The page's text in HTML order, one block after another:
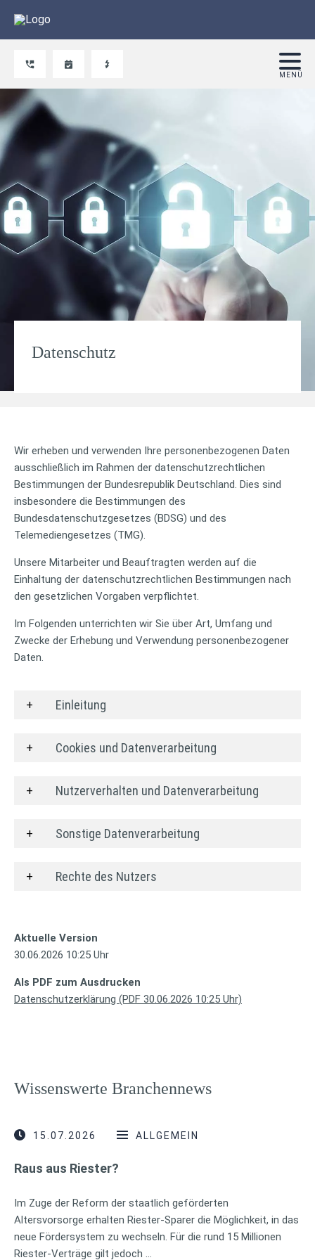
Datenschutz
Wir erheben und verwenden Ihre personenbezogenen Daten
ausschließlich im Rahmen der datenschutzrechtlichen
Bestimmungen der Bundesrepublik Deutschland. Dies sind
insbesondere die Bestimmungen des
Bundesdatenschutzgesetzes (BDSG) und des
Telemediengesetzes (TMG).
Unsere Mitarbeiter und Beauftragten werden auf die
Einhaltung der datenschutzrechtlichen Bestimmungen nach
den gesetzlichen Vorgaben verpflichtet.
Im Folgenden unterrichten wir Sie über Art, Umfang und
Zwecke der Erhebung und Verwendung personenbezogener
Daten.
Einleitung
Cookies und Datenverarbeitung
Nutzerverhalten und Datenverarbeitung
Sonstige Datenverarbeitung
Rechte des Nutzers
Aktuelle Version
30.06.2026 10:25 Uhr
Als PDF zum Ausdrucken
Datenschutzerklärung (PDF 30.06.2026 10:25 Uhr)
Wissenswerte Branchennews
15.07.2026 ALLGEMEIN
Raus aus Riester?
Im Zuge der Reform der staatlich geförderten
Altersvorsorge erhalten Riester-Sparer die Möglichkeit, in das
neue Fördersystem zu wechseln. Für die rund 15 Millionen
Riester-Verträge gilt jedoch …